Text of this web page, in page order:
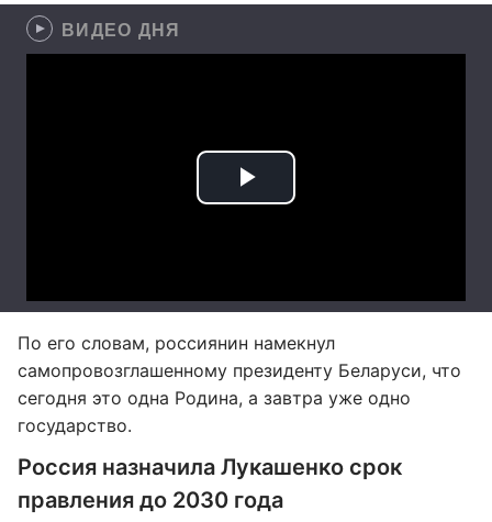
ВИДЕО ДНЯ
По его словам, россиянин намекнул
самопровозглашенному президенту Беларуси, что
сегодня это одна Родина, а завтра уже одно
государство.
Россия назначила Лукашенко срок
правления до 2030 года